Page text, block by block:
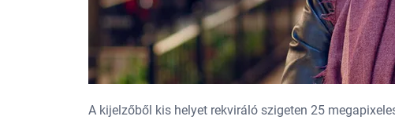
A kijelzőből kis helyet rekviráló szigeten 25